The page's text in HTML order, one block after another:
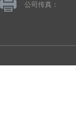
公司传真：